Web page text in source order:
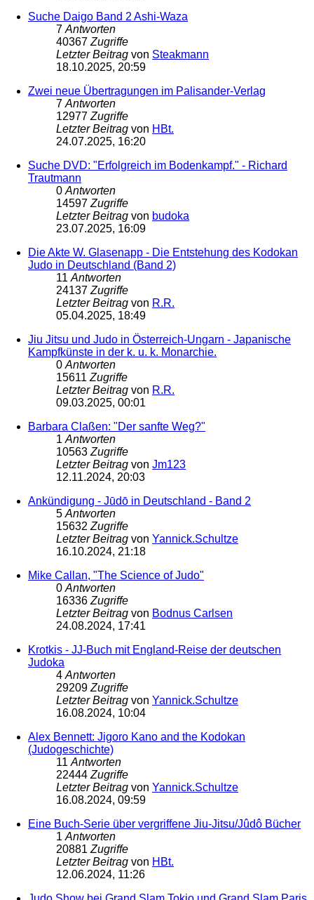
Suche Daigo Band 2 Ashi-Waza
7Antworten
40367Zugriffe
Letzter Beitrag von Steakmann
18.10.2025, 20:59
Zwei neue Übertragungen im Palisander-Verlag
7Antworten
12977Zugriffe
Letzter Beitrag von HBt.
24.07.2025, 16:20
Suche DVD: "Erfolgreich im Bodenkampf." - Richard
Trautmann
0Antworten
14597Zugriffe
Letzter Beitrag von budoka
23.07.2025, 16:09
Die Akte W. Glasenapp - Die Entstehung des Kodokan
Judo in Deutschland (Band 2)
11Antworten
24137Zugriffe
Letzter Beitrag von R.R.
05.04.2025, 18:49
Jiu Jitsu und Judo in Österreich-Ungarn - Japanische
Kampfkünste in der k. u. k. Monarchie.
0Antworten
15611Zugriffe
Letzter Beitrag von R.R.
09.03.2025, 00:01
Barbara Claßen: "Der sanfte Weg?"
1Antworten
10563Zugriffe
Letzter Beitrag von Jm123
12.11.2024, 20:03
Ankündigung - Jūdō in Deutschland - Band 2
5Antworten
15632Zugriffe
Letzter Beitrag von Yannick.Schultze
16.10.2024, 21:18
Mike Callan, "The Science of Judo"
0Antworten
16336Zugriffe
Letzter Beitrag von Bodnus Carlsen
24.08.2024, 17:41
Krotkis - JJ-Buch mit England-Reise der deutschen
Judoka
4Antworten
29209Zugriffe
Letzter Beitrag von Yannick.Schultze
16.08.2024, 10:04
Alex Bennett: Jigoro Kano and the Kodokan
(Judogeschichte)
11Antworten
22444Zugriffe
Letzter Beitrag von Yannick.Schultze
16.08.2024, 09:59
Eine Buch-Serie über vergriffene Jiu-Jitsu/Jûdô Bücher
1Antworten
20881Zugriffe
Letzter Beitrag von HBt.
12.06.2024, 11:26